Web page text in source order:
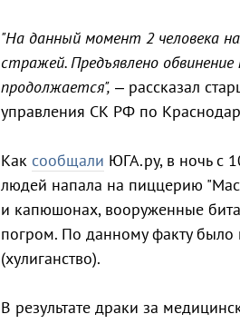
"На данный момент 2 человека
стражей. Предъявлено
продолжается", – рассказал
управления СК РФ по
Как сообщали ЮГА.ру, в ночь с
людей напала на пиццерию
и капюшонах, вооруженные
погром. По данному факту было
(хулиганство).
В результате драки за